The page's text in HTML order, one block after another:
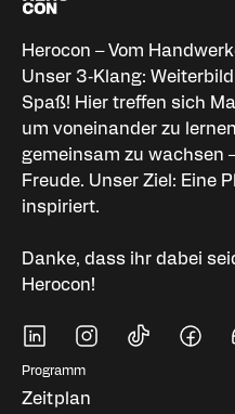
Herocon – Vom
Unser 3‑Klang:
Spaß! Hier treffen sich
um voneinander zu
gemeinsam zu wachsen
Freude. Unser Ziel: Eine
inspiriert.
Danke, dass ihr dabei
Herocon!
Soziale
Programm
Zeitplan